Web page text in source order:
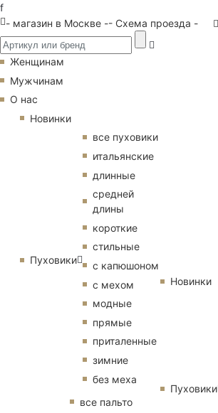
f
- магазин в Москве -- Схема проезда -
Женщинам
Мужчинам
О нас
Новинки
Пуховики
все пуховики
итальянские
длинные
средней
длины
короткие
стильные
с капюшоном
с мехом
модные
прямые
приталенные
зимние
без меха
все пальто
Новинки
Пуховики